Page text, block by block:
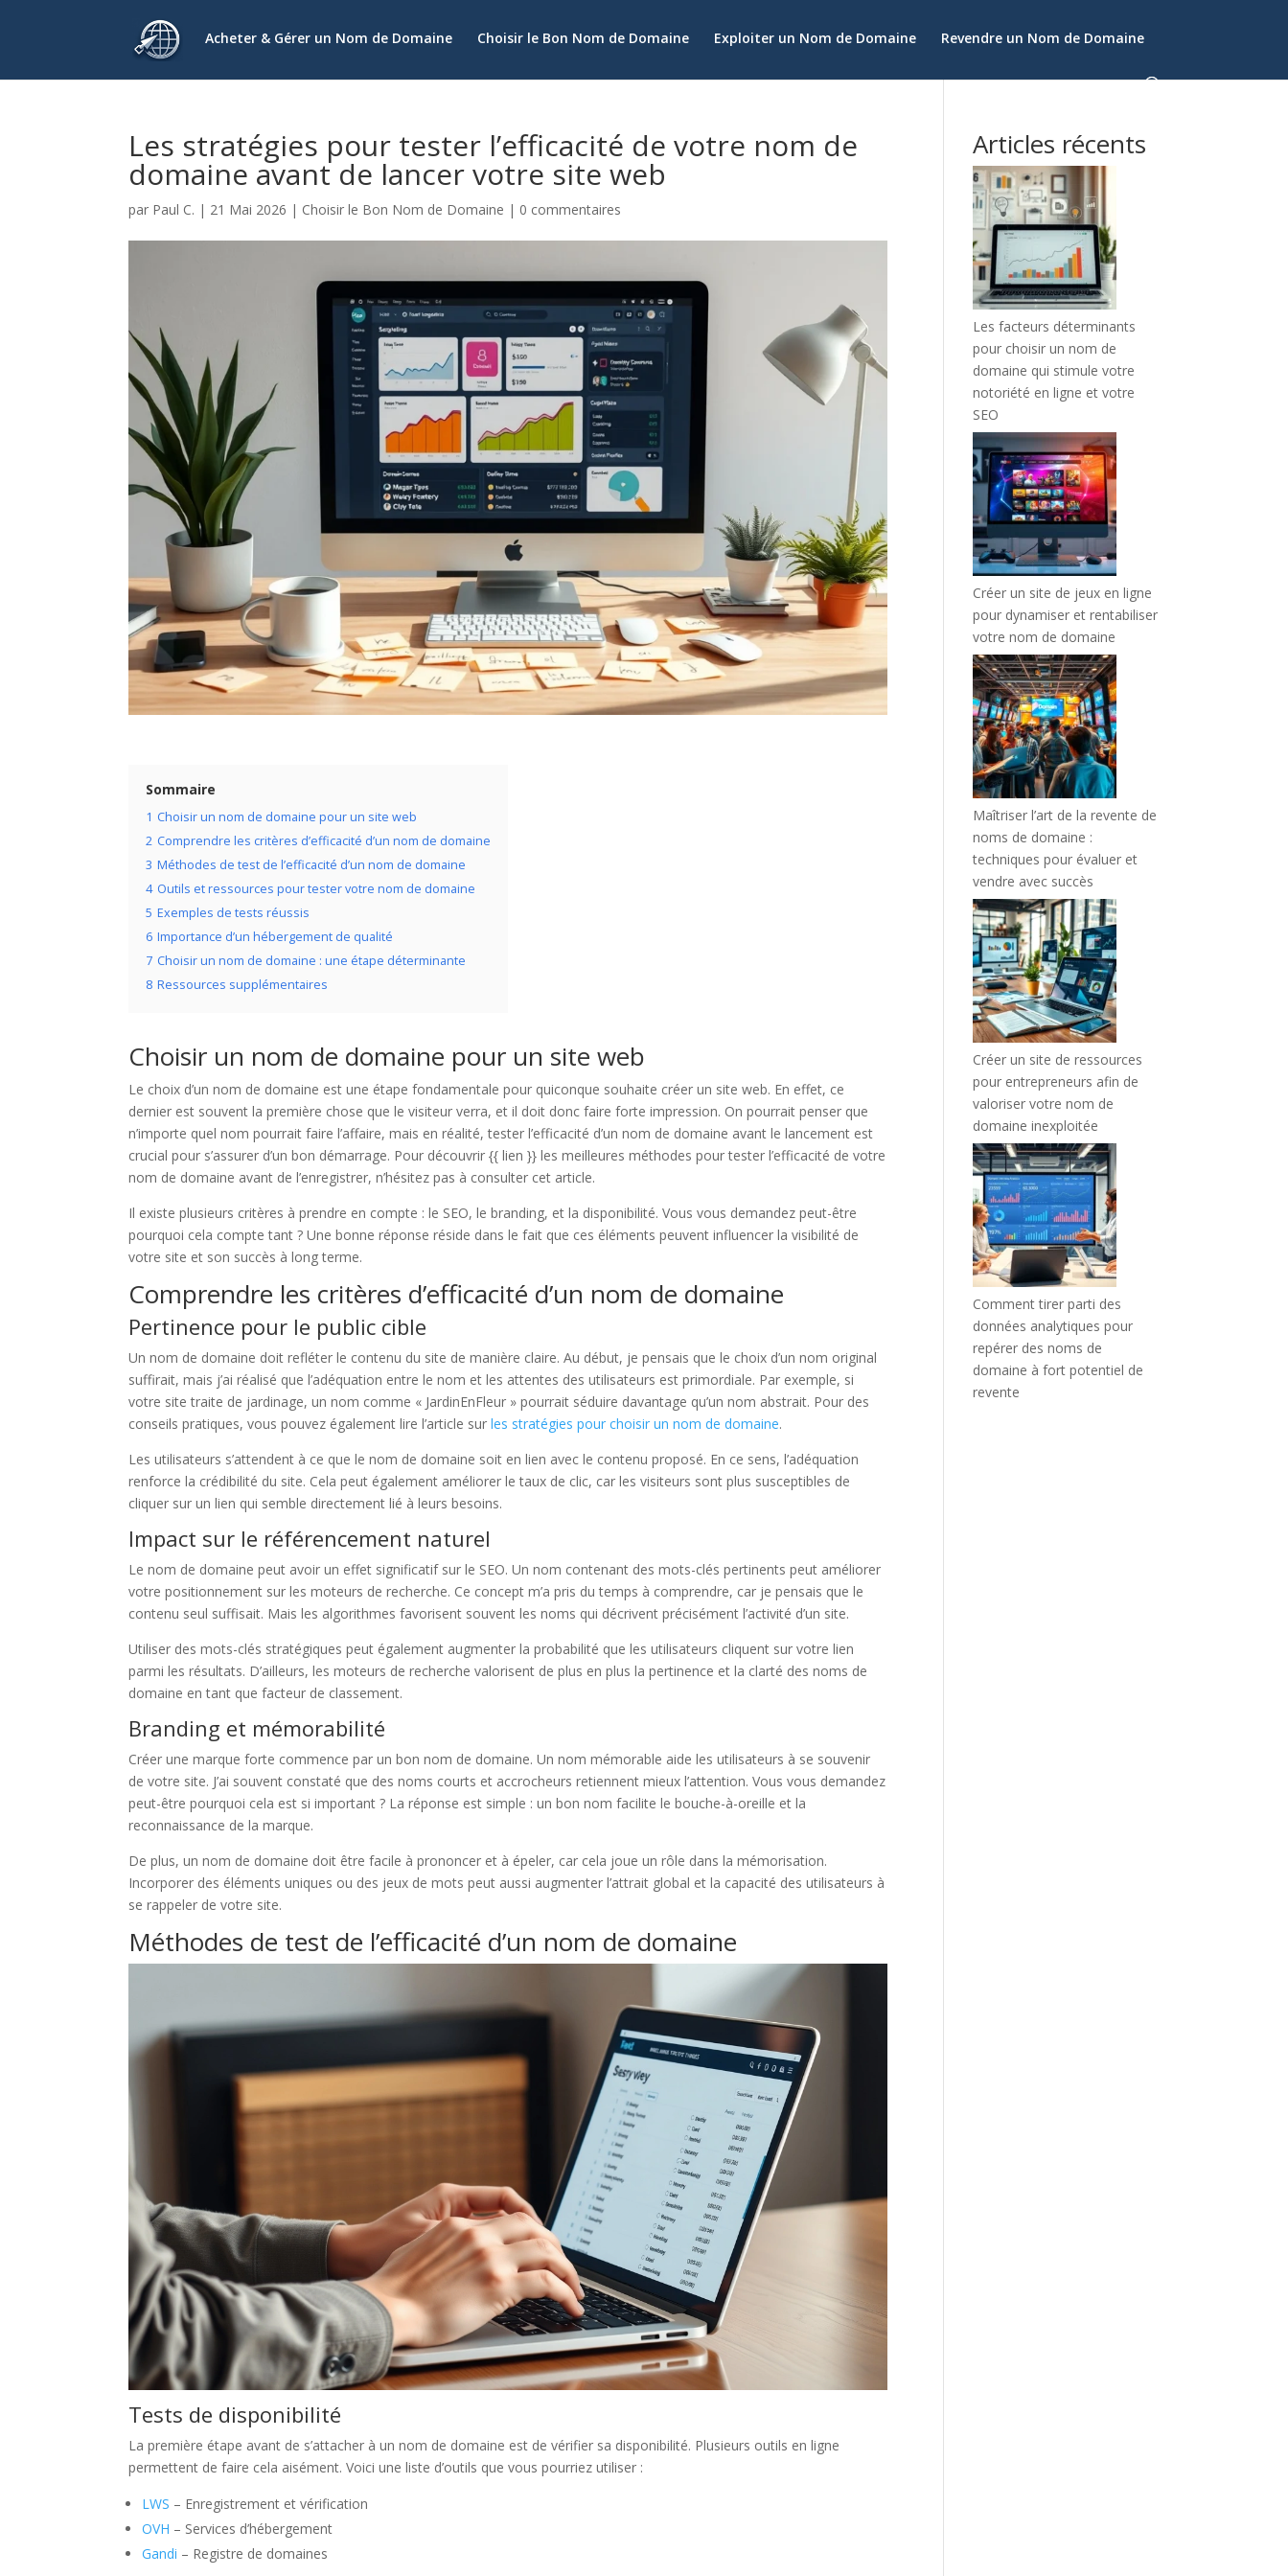
Acheter & Gérer un Nom de Domaine Choisir le Bon Nom de Domaine Exploiter un Nom de Domaine Revendre un Nom de Domaine
Les stratégies pour tester l’efficacité de votre nom de
domaine avant de lancer votre site web
par Paul C. | 21 Mai 2026 | Choisir le Bon Nom de Domaine | 0 commentaires
Sommaire
1 Choisir un nom de domaine pour un site web
2 Comprendre les critères d’efficacité d’un nom de domaine
3 Méthodes de test de l’efficacité d’un nom de domaine
4 Outils et ressources pour tester votre nom de domaine
5 Exemples de tests réussis
6 Importance d’un hébergement de qualité
7 Choisir un nom de domaine : une étape déterminante
8 Ressources supplémentaires
Choisir un nom de domaine pour un site web
Le choix d’un nom de domaine est une étape fondamentale pour quiconque souhaite créer un site web. En effet, ce
dernier est souvent la première chose que le visiteur verra, et il doit donc faire forte impression. On pourrait penser que
n’importe quel nom pourrait faire l’affaire, mais en réalité, tester l’efficacité d’un nom de domaine avant le lancement est
crucial pour s’assurer d’un bon démarrage. Pour découvrir {{ lien }} les meilleures méthodes pour tester l’efficacité de votre
nom de domaine avant de l’enregistrer, n’hésitez pas à consulter cet article.
Il existe plusieurs critères à prendre en compte : le SEO, le branding, et la disponibilité. Vous vous demandez peut-être
pourquoi cela compte tant ? Une bonne réponse réside dans le fait que ces éléments peuvent influencer la visibilité de
votre site et son succès à long terme.
Comprendre les critères d’efficacité d’un nom de domaine
Pertinence pour le public cible
Un nom de domaine doit refléter le contenu du site de manière claire. Au début, je pensais que le choix d’un nom original
suffirait, mais j’ai réalisé que l’adéquation entre le nom et les attentes des utilisateurs est primordiale. Par exemple, si
votre site traite de jardinage, un nom comme « JardinEnFleur » pourrait séduire davantage qu’un nom abstrait. Pour des
conseils pratiques, vous pouvez également lire l’article surles stratégies pour choisir un nom de domaine.
Les utilisateurs s’attendent à ce que le nom de domaine soit en lien avec le contenu proposé. En ce sens, l’adéquation
renforce la crédibilité du site. Cela peut également améliorer le taux de clic, car les visiteurs sont plus susceptibles de
cliquer sur un lien qui semble directement lié à leurs besoins.
Impact sur le référencement naturel
Le nom de domaine peut avoir un effet significatif sur le SEO. Un nom contenant des mots-clés pertinents peut améliorer
votre positionnement sur les moteurs de recherche. Ce concept m’a pris du temps à comprendre, car je pensais que le
contenu seul suffisait. Mais les algorithmes favorisent souvent les noms qui décrivent précisément l’activité d’un site.
Utiliser des mots-clés stratégiques peut également augmenter la probabilité que les utilisateurs cliquent sur votre lien
parmi les résultats. D’ailleurs, les moteurs de recherche valorisent de plus en plus la pertinence et la clarté des noms de
domaine en tant que facteur de classement.
Branding et mémorabilité
Créer une marque forte commence par un bon nom de domaine. Un nom mémorable aide les utilisateurs à se souvenir
de votre site. J’ai souvent constaté que des noms courts et accrocheurs retiennent mieux l’attention. Vous vous demandez
peut-être pourquoi cela est si important ? La réponse est simple : un bon nom facilite le bouche-à-oreille et la
reconnaissance de la marque.
De plus, un nom de domaine doit être facile à prononcer et à épeler, car cela joue un rôle dans la mémorisation.
Incorporer des éléments uniques ou des jeux de mots peut aussi augmenter l’attrait global et la capacité des utilisateurs à
se rappeler de votre site.
Méthodes de test de l’efficacité d’un nom de domaine
Tests de disponibilité
La première étape avant de s’attacher à un nom de domaine est de vérifier sa disponibilité. Plusieurs outils en ligne
permettent de faire cela aisément. Voici une liste d’outils que vous pourriez utiliser :
LWS – Enregistrement et vérification
OVH – Services d’hébergement
Gandi – Registre de domaines
Articles récents
Les facteurs déterminants
pour choisir un nom de
domaine qui stimule votre
notoriété en ligne et votre
SEO
Créer un site de jeux en ligne
pour dynamiser et rentabiliser
votre nom de domaine
Maîtriser l’art de la revente de
noms de domaine :
techniques pour évaluer et
vendre avec succès
Créer un site de ressources
pour entrepreneurs afin de
valoriser votre nom de
domaine inexploitée
Comment tirer parti des
données analytiques pour
repérer des noms de
domaine à fort potentiel de
revente